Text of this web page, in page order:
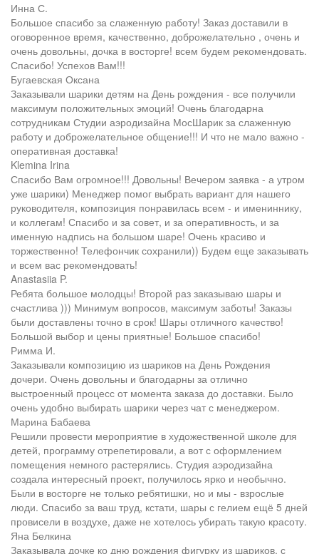
Инна С.
Большое спасибо за слаженную работу! Заказ доставили в
оговоренное время, качественно, доброжелательно , очень и
очень довольны, дочка в восторге! всем будем рекомендовать.
Спасибо! Успехов Вам!!!
Бугаевская Оксана
Заказывали шарики детям на День рождения - все получили
максимум положительных эмоций! Очень благодарна
сотрудникам Студии аэродизайна МосШарик за слаженную
работу и доброжелательное общение!!! И что не мало важно -
оперативная доставка!
Klemina Irina
Спасибо Вам огромное!!! Довольны! Вечером заявка - а утром
уже шарики) Менеджер помог выбрать вариант для нашего
руководителя, композиция понравилась всем - и имениннику,
и коллегам! Спасибо и за совет, и за оперативность, и за
именную надпись на большом шаре! Очень красиво и
торжественно! Телефончик сохранили)) Будем еще заказывать
и всем вас рекомендовать!
Anastasiia P.
Ребята большое молодцы! Второй раз заказываю шары и
счастлива ))) Минимум вопросов, максимум заботы! Заказы
были доставлены точно в срок! Шары отличного качество!
Большой выбор и цены приятные! Большое спасибо!
Римма И.
Заказывали композицию из шариков на День Рождения
дочери. Очень довольны и благодарны за отлично
выстроенный процесс от момента заказа до доставки. Было
очень удобно выбирать шарики через чат с менеджером.
Марина Бабаева
Решили провести мероприятие в художественной школе для
детей, программу отрепетировали, а вот с оформлением
помещения немного растерялись. Студия аэродизайна
создала интересный проект, получилось ярко и необычно.
Были в восторге не только ребятишки, но и мы - взрослые
люди. Спасибо за ваш труд, кстати, шары с гелием ещё 5 дней
провисели в воздухе, даже не хотелось убирать такую красоту.
Яна Белкина
Заказывала дочке ко дню рождения фигурку из шариков, с